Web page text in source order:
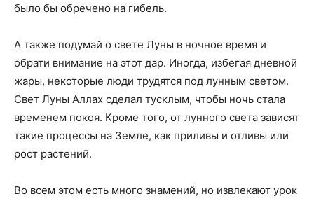
было бы обречено на гибель.
А также подумай о свете Луны в ночное время и
обрати внимание на этот дар. Иногда, избегая дневной
жары, некоторые люди трудятся под лунным светом.
Свет Луны Аллах сделал тусклым, чтобы ночь стала
временем покоя. Кроме того, от лунного света зависят
такие процессы на Земле, как приливы и отливы или
рост растений.
Во всем этом есть много знамений, но извлекают урок